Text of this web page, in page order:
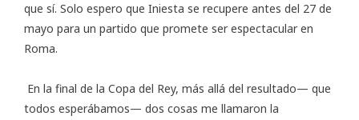
que sí. Solo espero que Iniesta se recupere antes del 27 de
mayo para un partido que promete ser espectacular en
Roma.
En la final de la Copa del Rey, más allá del resultado— que
todos esperábamos— dos cosas me llamaron la